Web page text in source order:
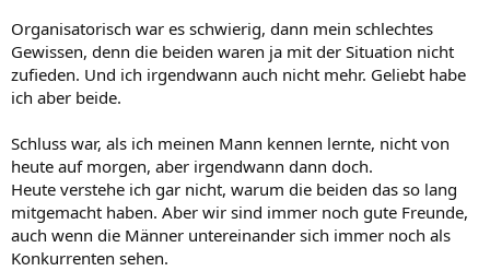
WARUM ist es dann nur so schwer, was meinst Du?
Und WARUM ist es nie gut gegangen?
LG Anke
Organisatorisch war es schwierig, dann mein schlechtes
Gewissen, denn die beiden waren ja mit der Situation nicht
zufieden. Und ich irgendwann auch nicht mehr. Geliebt habe
ich aber beide.
Schluss war, als ich meinen Mann kennen lernte, nicht von
heute auf morgen, aber irgendwann dann doch.
Heute verstehe ich gar nicht, warum die beiden das so lang
mitgemacht haben. Aber wir sind immer noch gute Freunde,
auch wenn die Männer untereinander sich immer noch als
Konkurrenten sehen.